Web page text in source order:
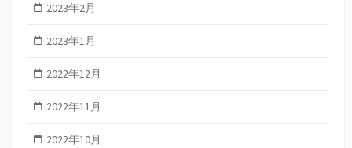
2023年2月
2023年1月
2022年12月
2022年11月
2022年10月